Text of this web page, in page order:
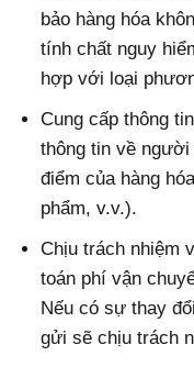
bảo hàng hóa
tính chất nguy
hợp với loại
Cung cấp thông
thông tin về người
điểm của hàng
phẩm, v.v.).
Chịu trách nhiệm
toán phí vận
Nếu có sự thay
gửi sẽ chịu trách